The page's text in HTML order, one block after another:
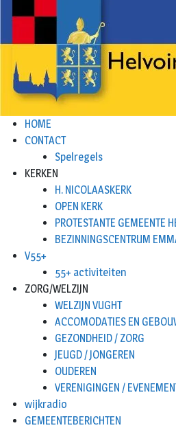
HOME
CONTACT
Spelregels
KERKEN
H. NICOLAASKERK
OPEN KERK
PROTESTANTE GEMEENTE
BEZINNINGSCENTRUM
V55+
55+ activiteiten
ZORG/WELZIJN
WELZIJN VUGHT
ACCOMODATIES EN
GEZONDHEID / ZORG
JEUGD / JONGEREN
OUDEREN
VERENIGINGEN /
wijkradio
GEMEENTEBERICHTEN